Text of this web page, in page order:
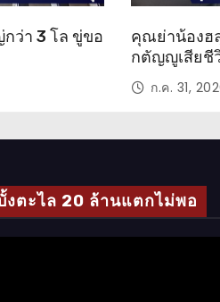
ว่า 3 โล ขู่ขอ
คุณย่าน้องฮ
กตัญญูเสียชี
ก.ค. 31,
งตะไล 20 ล้านแตกไม่พอ